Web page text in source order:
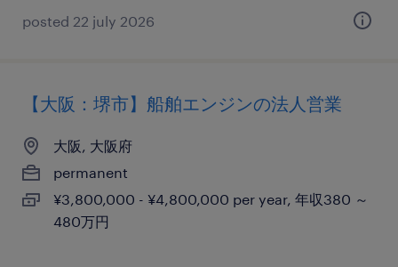
posted 22 july 2026
【大阪：堺市】船舶エンジンの法人営業
大阪, 大阪府
permanent
¥3,800,000 - ¥4,800,000 per year, 年収380 ～
480万円